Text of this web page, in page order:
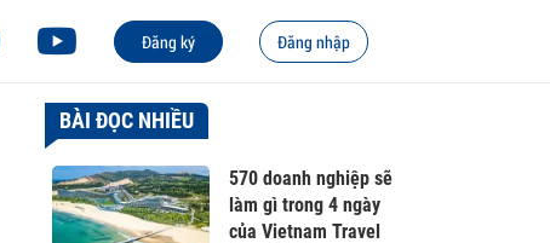
Đăng ký Đăng nhập
BÀI ĐỌC NHIỀU
570 doanh nghiệp sẽ
làm gì trong 4 ngày
của Vietnam Travel